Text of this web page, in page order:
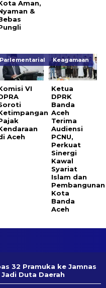
Aman,
&
Parlementarial
VI
Aceh
Keagamaan
Ketua
DPRK
Banda
Aceh
Terima
Audiensi
PCNU,
Perkuat
Sinergi
Kawal
Syariat
Islam dan
Pembangunan
Kota
Banda
Aceh
32 Pramuka ke Jamnas
Duta Daerah